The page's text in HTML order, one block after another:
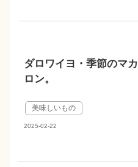
ダロワイヨ・季節のマカ
ロン。
美味しいもの
2025-02-22